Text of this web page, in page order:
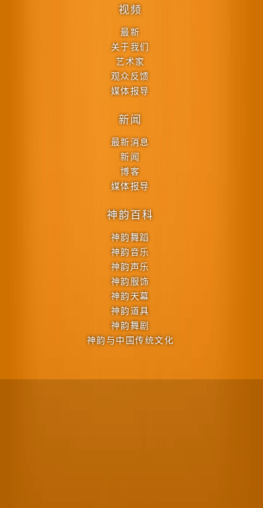
视频
最新
关于我们
艺术家
观众反馈
媒体报导
新闻
最新消息
新闻
博客
媒体报导
神韵百科
神韵舞蹈
神韵音乐
神韵声乐
神韵服饰
神韵天幕
神韵道具
神韵舞剧
神韵与中国传统文化